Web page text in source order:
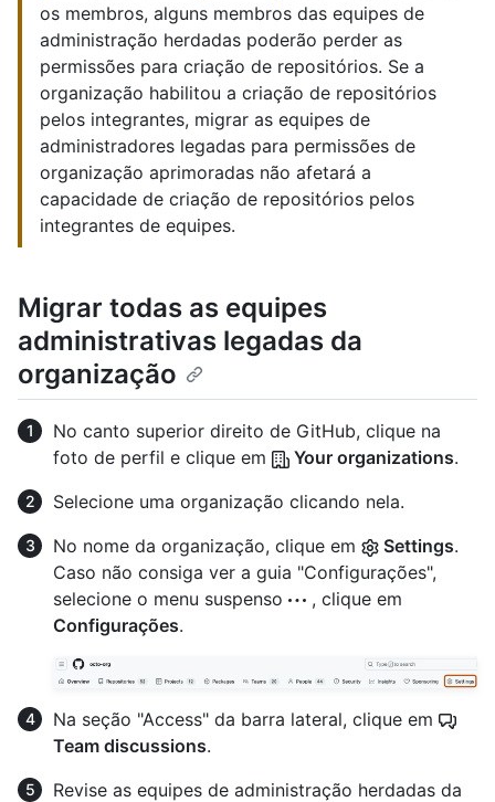
os membros, alguns membros das equipes de
administração herdadas poderão perder as
permissões para criação de repositórios. Se a
organização habilitou a criação de repositórios
pelos integrantes, migrar as equipes de
administradores legadas para permissões de
organização aprimoradas não afetará a
capacidade de criação de repositórios pelos
integrantes de equipes.
Migrar todas as equipes
administrativas legadas da
organização
No canto superior direito de GitHub, clique na
foto de perfil e clique em
Your organizations.
Selecione uma organização clicando nela.
No nome da organização, clique em
Settings.
Caso não consiga ver a guia "Configurações",
selecione o menu suspenso
, clique em
Configurações.
Na seção "Access" da barra lateral, clique em
Team discussions.
Revise as equipes de administração herdadas da